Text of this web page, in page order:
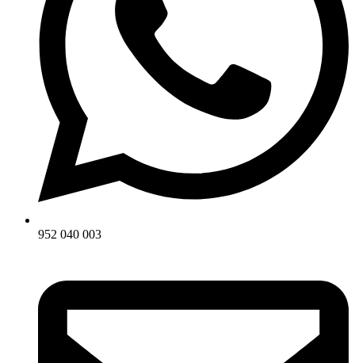
952 040 003